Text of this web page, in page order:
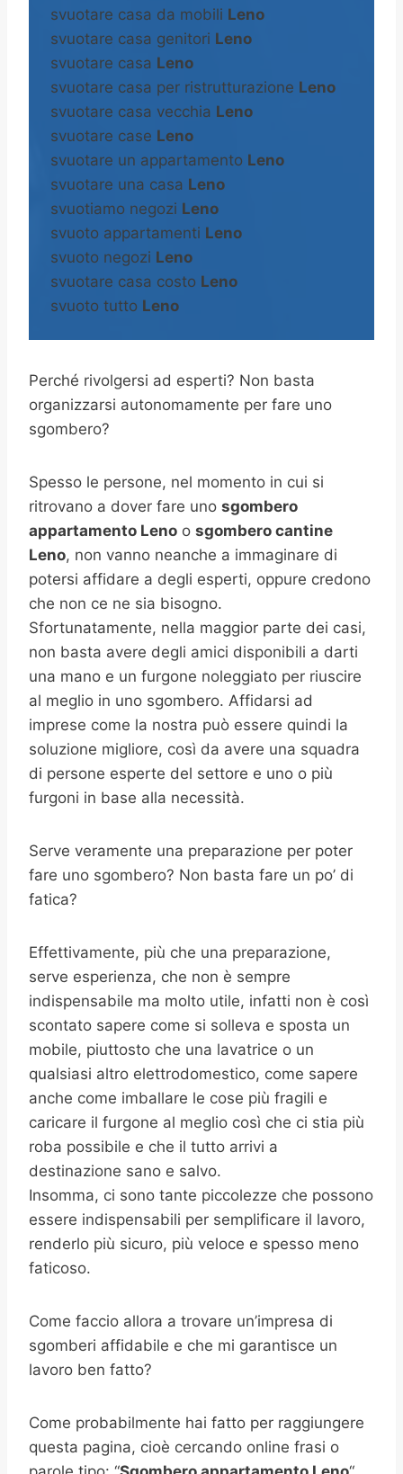
svuotare casa da mobili Leno
svuotare casa genitori Leno
svuotare casa Leno
svuotare casa per ristrutturazione Leno
svuotare casa vecchia Leno
svuotare case Leno
svuotare un appartamento Leno
svuotare una casa Leno
svuotiamo negozi Leno
svuoto appartamenti Leno
svuoto negozi Leno
svuotare casa costo Leno
svuoto tutto Leno
Perché rivolgersi ad esperti? Non basta
organizzarsi autonomamente per fare uno
sgombero?
Spesso le persone, nel momento in cui si
ritrovano a dover fare uno sgombero
appartamento Leno o sgombero cantine
Leno, non vanno neanche a immaginare di
potersi affidare a degli esperti, oppure credono
che non ce ne sia bisogno.
Sfortunatamente, nella maggior parte dei casi,
non basta avere degli amici disponibili a darti
una mano e un furgone noleggiato per riuscire
al meglio in uno sgombero. Affidarsi ad
imprese come la nostra può essere quindi la
soluzione migliore, così da avere una squadra
di persone esperte del settore e uno o più
furgoni in base alla necessità.
Serve veramente una preparazione per poter
fare uno sgombero? Non basta fare un po’ di
fatica?
Effettivamente, più che una preparazione,
serve esperienza, che non è sempre
indispensabile ma molto utile, infatti non è così
scontato sapere come si solleva e sposta un
mobile, piuttosto che una lavatrice o un
qualsiasi altro elettrodomestico, come sapere
anche come imballare le cose più fragili e
caricare il furgone al meglio così che ci stia più
roba possibile e che il tutto arrivi a
destinazione sano e salvo.
Insomma, ci sono tante piccolezze che possono
essere indispensabili per semplificare il lavoro,
renderlo più sicuro, più veloce e spesso meno
faticoso.
Come faccio allora a trovare un’impresa di
sgomberi affidabile e che mi garantisce un
lavoro ben fatto?
Come probabilmente hai fatto per raggiungere
questa pagina, cioè cercando online frasi o